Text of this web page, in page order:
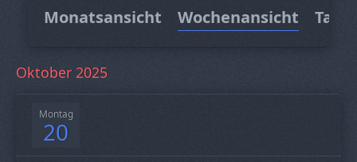
Monatsansicht Wochenansicht
Oktober 2025
Montag
20